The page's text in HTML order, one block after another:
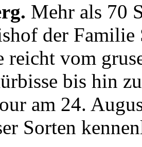
Mehr als 70
der Familie
reicht vom
bis hin
am 24.
Sorten